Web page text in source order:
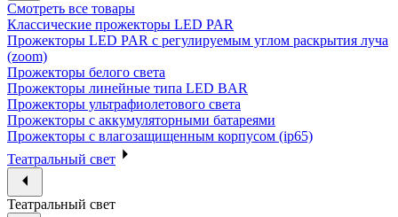
Смотреть все товары
Классические прожекторы LED PAR
Прожекторы LED PAR c регулируемым углом раскрытия луча
(zoom)
Прожекторы белого света
Прожекторы линейные типа LED BAR
Прожекторы ультрафиолетового света
Прожекторы с аккумуляторными батареями
Прожекторы с влагозащищенным корпусом (ip65)
Театральный свет
Театральный свет